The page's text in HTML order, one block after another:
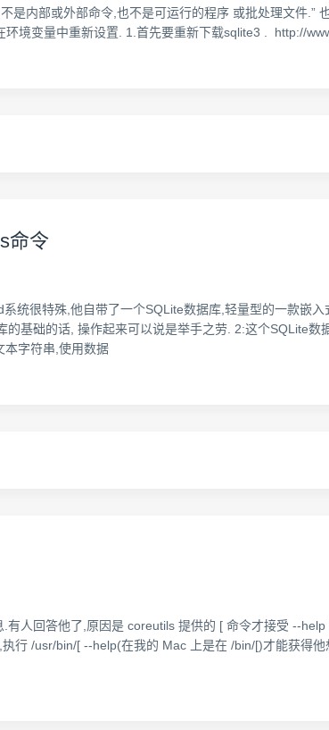
内部或外部命令,也不是可运行的程序 或批处理文件.”
境变量中重新设置. 1.首先要重新下载sqlite3 . http://
命令
统很特殊,他自带了一个SQLite数据库,轻量型的一款嵌
的基础的话, 操作起来可以说是举手之劳. 2:这个SQLite
本字符串,使用数据
人回答他了,原因是 coreutils 提供的 [ 命令才接受 --
行 /usr/bin/[ --help(在我的 Mac 上是在 /bin/[)才能获得